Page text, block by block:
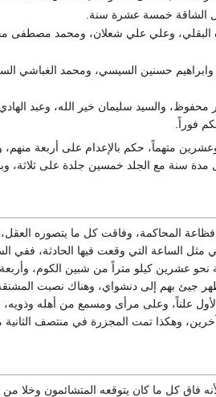
الشاقة خمسة عشرة سنة.
البقلي، وعلي علي شعلان، ومحمد مصطفى
حسنين السيسي، ومحمد الغباشي
والسيد سليمان خير الله، وعبد
فوراً.
متهماً، حكم بالإعدام على أربعة
سنة مع الجلد خمسين جلدة على ثلاثة،
المحاكمة، وفاقت كل ما يتصوره العقل،
مثل الساعة التي وقعت فيها الحادثة، ففي
عشرين كيلو متراً من شبين الكوم، وأربعة
جيئ بهم إلى دنشواي، وهناك نصبت
علناً، وعلى مرأى ومسمع من أهله
آخرين، وهكذا تمت المجزرة في منتصف الثانية
فاق كل ما كان يتوقعه المتشائمون وخلا